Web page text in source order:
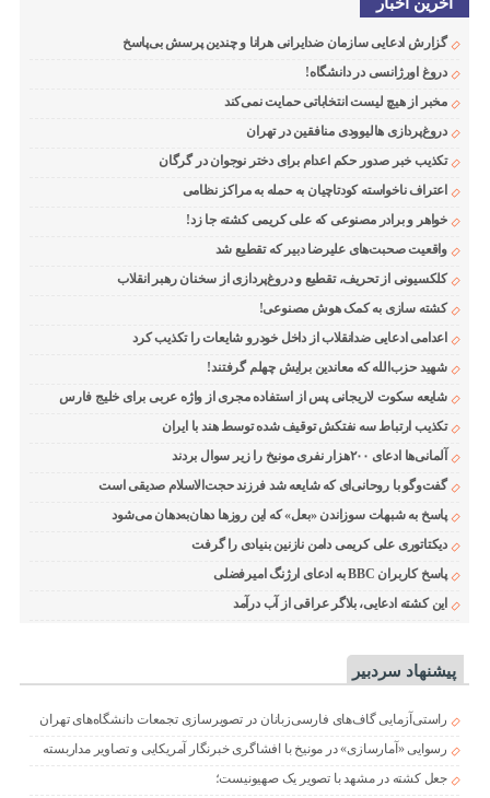
گزارش ادعایی سازمان ضدایرانی هرانا و چندین پرسش بی‌پاسخ
دروغ اورژانسی در دانشگاه!
مخبر از هیچ لیست انتخاباتی حمایت نمی‌کند
دروغ‌پردازی هالیوودی منافقین در تهران
تکذیب خبر صدور حکم اعدام برای دختر نوجوان در گرگان
اعتراف ناخواسته کودتاچیان به حمله به مراکز نظامی
خواهر و برادر مصنوعی که علی کریمی کشته جا زد!
واقعیت صحبت‌های علیرضا دبیر که تقطیع شد
کلکسیونی از تحریف، تقطیع و دروغ‌پردازی از سخنان رهبر انقلاب
کشته سازی به کمک هوش مصنوعی!
اعدامی ادعایی ضدانقلاب از داخل خودرو شایعات را تکذیب کرد
شهید حزب‌الله که معاندین برایش چهلم گرفتند!
شایعه سکوت لاریجانی پس از استفاده مجری از واژه عربی برای خلیج فارس
تکذیب ارتباط سه نفتکش توقیف شده توسط هند با ایران
آلمانی‌ها ادعای ۲۰۰هزار نفری مونیخ را زیر سوال بردند
گفت‌وگو با روحانی‌ای که شایعه شد فرزند حجت‌الاسلام صدیقی است
پاسخ به شبهات سوزاندن «بعل» که این روزها دهان‌به‌دهان می‌شود
دیکتاتوری علی کریمی دامن نازنین بنیادی را گرفت
پاسخ کاربران BBC به ادعای ارژنگ امیرفضلی
این کشته ادعایی، بلاگر عراقی از آب درآمد
پیشنهاد سردبیر
راستی‌آزمایی گاف‌های فارسی‌زبانان در تصویرسازی تجمعات دانشگاه‌های تهران
رسوایی «آمارسازی» در مونیخ با افشاگری خبرنگار آمریکایی و تصاویر مداربسته
جعل کشته در مشهد با تصویر یک صهیونیست؛